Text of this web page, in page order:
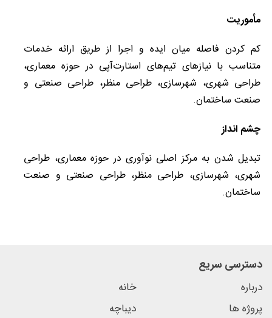
مأموریت
کم کردن فاصله میان ایده و اجرا از طریق ارائه خدمات
متناسب با نیازهای تیم‏‌های استارت‌‏آپی در حوزه معماری،
طراحی شهری، شهرسازی، طراحی منظر، طراحی صنعتی و
صنعت ساختمان.
چشم انداز
تبدیل شدن به مرکز اصلی نوآوری در حوزه معماری، طراحی
شهری، شهرسازی، طراحی منظر، طراحی صنعتی و صنعت
ساختمان.
دسترسی سریع
خانه
درباره
دیباچه
پروژه ها